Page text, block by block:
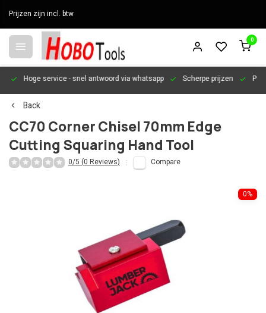
Prijzen zijn incl. btw
0
Hoge service- snel antwoord via whatsapp Scherpe prijzen
Back
CC70 Corner Chisel 70mm Edge
Cutting Squaring Hand Tool
0/5 (0 Reviews) Compare
0%